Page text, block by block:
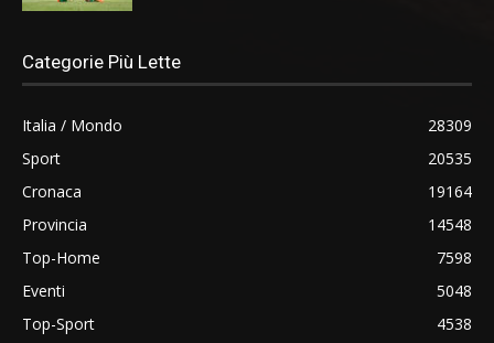
Categorie Più Lette
Italia / Mondo
28309
Sport
20535
Cronaca
19164
Provincia
14548
Top-Home
7598
Eventi
5048
Top-Sport
4538